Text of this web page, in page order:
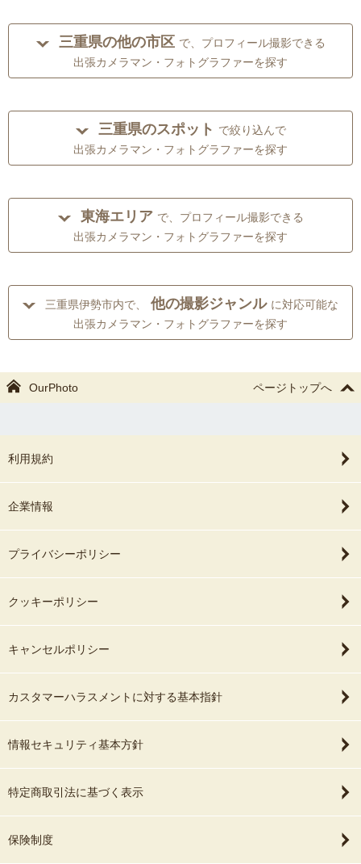
三重県の他の市区 で、プロフィール撮影できる
出張カメラマン・フォトグラファーを探す
三重県のスポット で絞り込んで
出張カメラマン・フォトグラファーを探す
東海エリア で、プロフィール撮影できる
出張カメラマン・フォトグラファーを探す
三重県伊勢市内で、 他の撮影ジャンル に対応可能な
出張カメラマン・フォトグラファーを探す
OurPhoto ページトップへ
利用規約
企業情報
プライバシーポリシー
クッキーポリシー
キャンセルポリシー
カスタマーハラスメントに対する基本指針
情報セキュリティ基本方針
特定商取引法に基づく表示
保険制度